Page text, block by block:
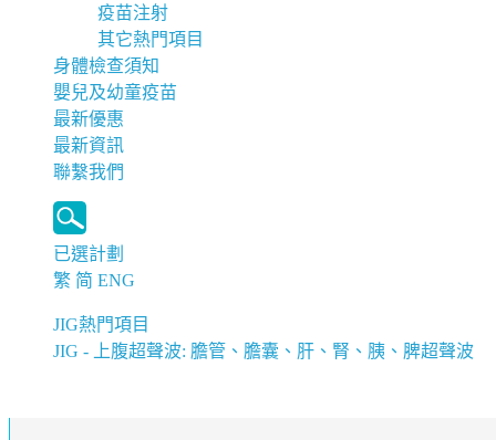
疫苗注射
其它熱門項目
身體檢查須知
嬰兒及幼童疫苗
最新優惠
最新資訊
聯繫我們
已選計劃
繁 简 ENG
JIG熱門項目
JIG - 上腹超聲波: 膽管、膽囊、肝、腎、胰、脾超聲波